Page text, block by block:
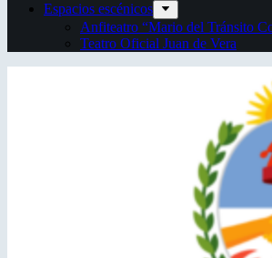
Espacios escénicos
Anfiteatro “Mario del Tránsito
Teatro Oficial Juan de Vera